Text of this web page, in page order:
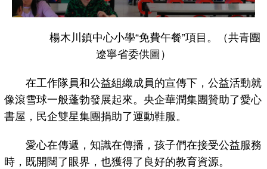
楊木川鎮中心小學“免費午餐”項目。（共青團
遼寧省委供圖）
在工作隊員和公益組織成員的宣傳下，公益活動就
像滾雪球一般蓬勃發展起來。央企華潤集團贊助了愛心
書屋，民企雙星集團捐助了運動鞋服。
愛心在傳遞，知識在傳播，孩子們在接受公益服務
時，既開闊了眼界，也獲得了良好的教育資源。